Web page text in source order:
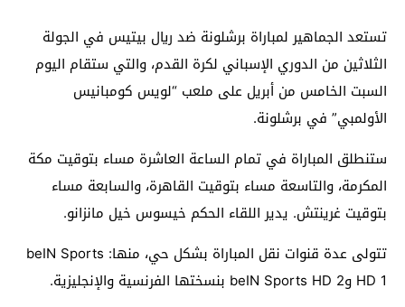
تستعد الجماهير لمباراة برشلونة ضد ريال بيتيس في الجولة
الثلاثين من الدوري الإسباني لكرة القدم، والتي ستقام اليوم
السبت الخامس من أبريل على ملعب “لويس كومبانيس
الأولمبي” في برشلونة.
ستنطلق المباراة في تمام الساعة العاشرة مساء بتوقيت مكة
المكرمة، والتاسعة مساء بتوقيت القاهرة، والسابعة مساء
بتوقيت غرينتش. يدير اللقاء الحكم خيسوس خيل مانزانو.
تتولى عدة قنوات نقل المباراة بشكل حي، منها: beIN Sports
HD 1 وbeIN Sports HD 2 بنسختها الفرنسية والإنجليزية.